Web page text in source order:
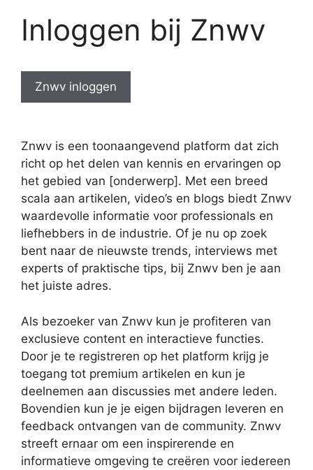
Inloggen bij Znwv
Znwv inloggen
Znwv is een toonaangevend platform dat zich
richt op het delen van kennis en ervaringen op
het gebied van [onderwerp]. Met een breed
scala aan artikelen, video’s en blogs biedt Znwv
waardevolle informatie voor professionals en
liefhebbers in de industrie. Of je nu op zoek
bent naar de nieuwste trends, interviews met
experts of praktische tips, bij Znwv ben je aan
het juiste adres.
Als bezoeker van Znwv kun je profiteren van
exclusieve content en interactieve functies.
Door je te registreren op het platform krijg je
toegang tot premium artikelen en kun je
deelnemen aan discussies met andere leden.
Bovendien kun je je eigen bijdragen leveren en
feedback ontvangen van de community. Znwv
streeft ernaar om een inspirerende en
informatieve omgeving te creëren voor iedereen